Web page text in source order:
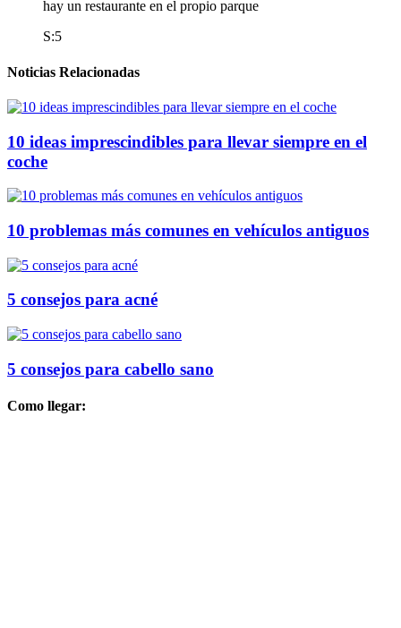
hay un restaurante en el propio parque
S:5
Noticias Relacionadas
10 ideas imprescindibles para llevar siempre en el
coche
10 problemas más comunes en vehículos antiguos
5 consejos para acné
5 consejos para cabello sano
Como llegar: